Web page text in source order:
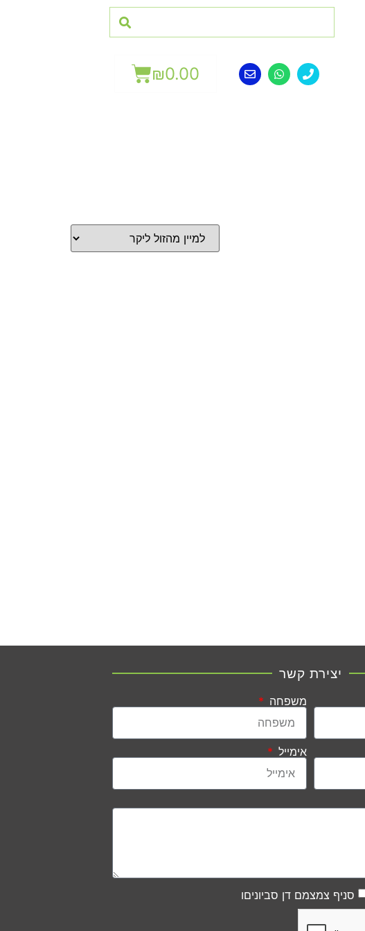
₪0.00
יצירת קשר
משפחה
אימייל
סניף צמצמם דן סביוניםו